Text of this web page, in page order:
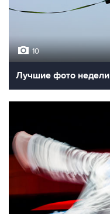
10
Лучшие фото недели